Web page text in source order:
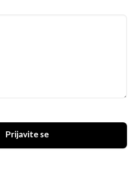
Prijavite se